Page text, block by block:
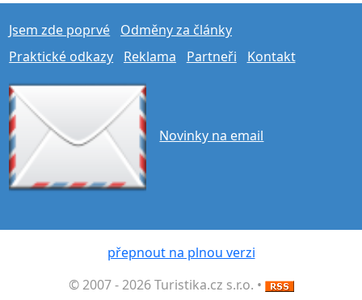
Jsem zde poprvé
Odměny za články
Praktické odkazy
Reklama Partneři Kontakt
Novinky na email
přepnout na plnou verzi
© 2007 - 2026 Turistika.cz s.r.o. •